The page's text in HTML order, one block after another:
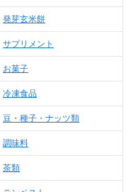
発芽玄米餅
サプリメント
お菓子
冷凍食品
豆・種子・ナッツ類
調味料
茶類